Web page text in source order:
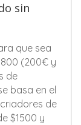
sin
que sea
(200€ y
de
basa en el
de
$1500 y